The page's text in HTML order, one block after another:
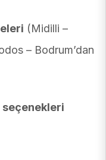
(Midilli –
– Bodrum’dan
seçenekleri